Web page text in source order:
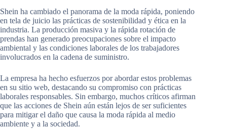
Shein ha cambiado el panorama de la moda rápida, poniendo
en tela de juicio las prácticas de sostenibilidad y ética en la
industria. La producción masiva y la rápida rotación de
prendas han generado preocupaciones sobre el impacto
ambiental y las condiciones laborales de los trabajadores
involucrados en la cadena de suministro.
La empresa ha hecho esfuerzos por abordar estos problemas
en su sitio web, destacando su compromiso con prácticas
laborales responsables. Sin embargo, muchos críticos afirman
que las acciones de Shein aún están lejos de ser suficientes
para mitigar el daño que causa la moda rápida al medio
ambiente y a la sociedad.